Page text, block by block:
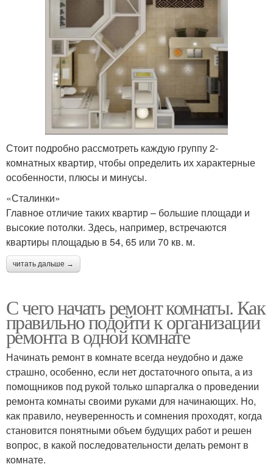
Стоит подробно рассмотреть каждую группу 2-
комнатных квартир, чтобы определить их характерные
особенности, плюсы и минусы.
«Сталинки»
Главное отличие таких квартир – большие площади и
высокие потолки. Здесь, например, встречаются
квартиры площадью в 54, 65 или 70 кв. м.
читать дальше →
С чего начать ремонт комнаты. Как
правильно подойти к организации
ремонта в одной комнате
Начинать ремонт в комнате всегда неудобно и даже
страшно, особенно, если нет достаточного опыта, а из
помощников под рукой только шпаргалка о проведении
ремонта комнаты своими руками для начинающих. Но,
как правило, неуверенность и сомнения проходят, когда
становится понятными объем будущих работ и решен
вопрос, в какой последовательности делать ремонт в
комнате.